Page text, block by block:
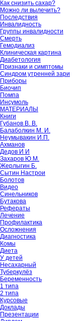
Как снизить сахар?
Можно ли вылечить?
Последствия
Инвалидность
Группы инвалидности
Смерть
Гемодиализ
Клиническая картина
Диабетология
Признаки и симптомы
Синдром утренней зари
Приборы
Биочип
Помпа
Инсумоль
МАТЕРИАЛЫ
Книги
Губанов В. В.
Балаболкин М. И.
Неумывакин И.П.
Ахманов
Дедов И И
Захаров Ю.М.
Жерлыгин Б.
Сытин Настрои
Болотов
Видео
Синельников
Бутакова
Рефераты
Лечение
Профилактика
Осложнения
Диагностика
Комы
Диета
У детей
Несахарный
Туберкулёз
Беременность
1 типа
2 типа
Курсовые
Доклады
Презентации